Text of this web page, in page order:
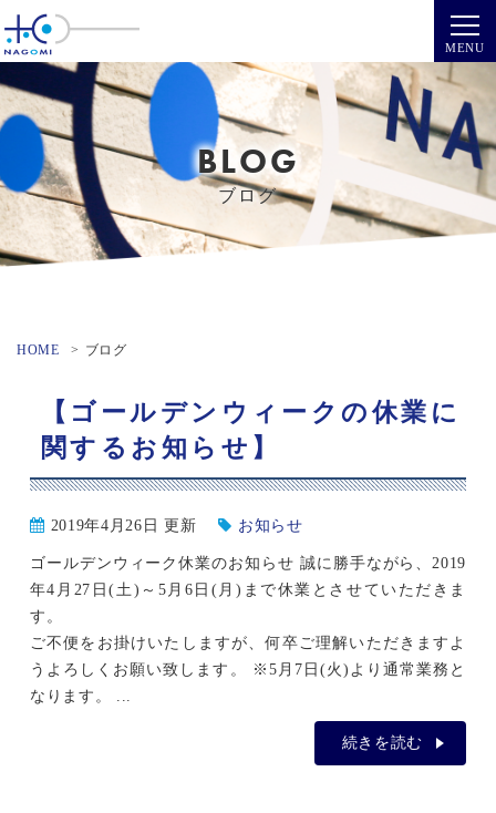
BLOG
ブログ
HOME ブログ
【ゴールデンウィークの休業に
関するお知らせ】
2019年4月26日 更新 お知らせ
ゴールデンウィーク休業のお知らせ 誠に勝手ながら、2019
年4月27日(土)～5月6日(月)まで休業とさせていただきま
す。
ご不便をお掛けいたしますが、何卒ご理解いただきますよ
うよろしくお願い致します。 ※5月7日(火)より通常業務と
なります。 ...
続きを読む